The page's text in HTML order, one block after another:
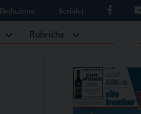
Redazione Scrivici
Rubriche